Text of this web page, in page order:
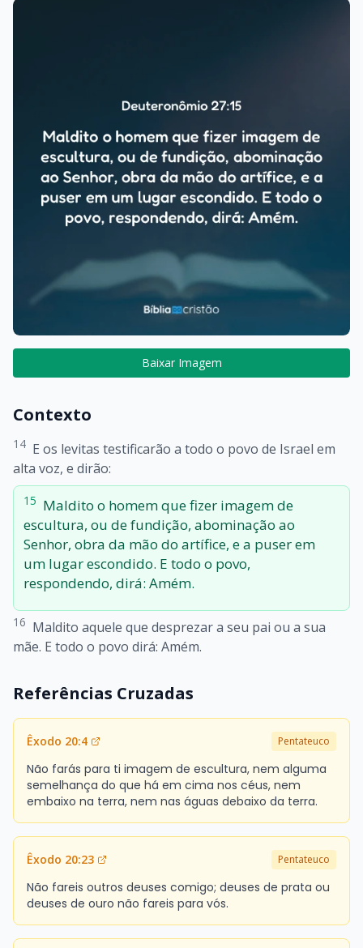
Baixar Imagem
Contexto
14 E os levitas testificarão a todo o povo de Israel em
alta voz, e dirão:
15 Maldito o homem que fizer imagem de
escultura, ou de fundição, abominação ao
Senhor, obra da mão do artífice, e a puser em
um lugar escondido. E todo o povo,
respondendo, dirá: Amém.
16 Maldito aquele que desprezar a seu pai ou a sua
mãe. E todo o povo dirá: Amém.
Referências Cruzadas
Êxodo 20:4 Pentateuco
Não farás para ti imagem de escultura, nem alguma
semelhança do que há em cima nos céus, nem
embaixo na terra, nem nas águas debaixo da terra.
Êxodo 20:23 Pentateuco
Não fareis outros deuses comigo; deuses de prata ou
deuses de ouro não fareis para vós.